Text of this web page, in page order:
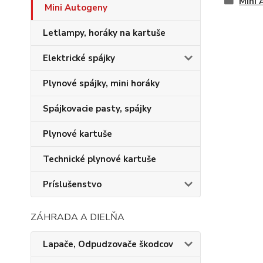
Mini Autogeny
Letlampy, horáky na kartuše
Elektrické spájky
Plynové spájky, mini horáky
Spájkovacie pasty, spájky
Plynové kartuše
Technické plynové kartuše
Príslušenstvo
ZÁHRADA A DIELŇA
Lapače, Odpudzovače škodcov